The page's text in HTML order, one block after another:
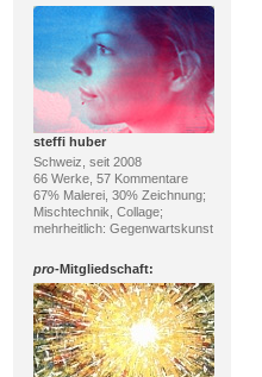
steffi huber
Schweiz, seit 2008
66 Werke, 57 Kommentare
67% Malerei, 30% Zeichnung;
Mischtechnik, Collage;
mehrheitlich: Gegenwartskunst
pro-Mitgliedschaft: